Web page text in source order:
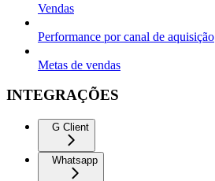
Vendas
Performance por canal de aquisição
Metas de vendas
INTEGRAÇÕES
G Client
Whatsapp